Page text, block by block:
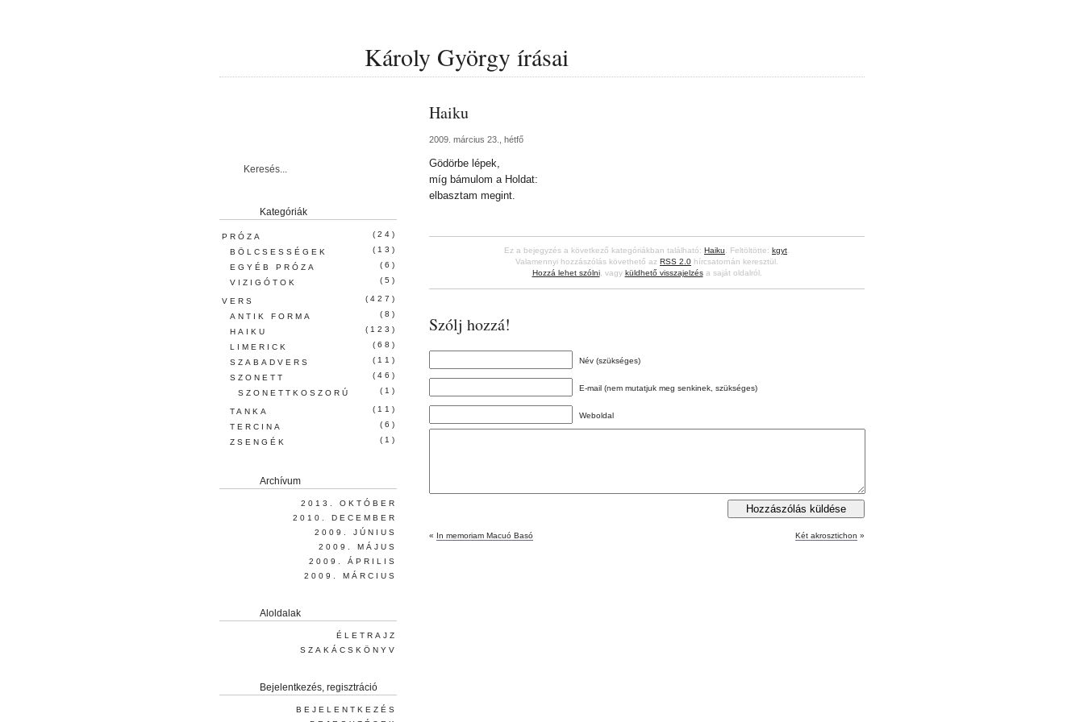
Károly György írásai
Haiku
2009. március 23., hétfő
Gödörbe lépek,
míg bámulom a Holdat:
elbasztam megint.
Ez a bejegyzés a következő kategóriákban található: Haiku . Feltöltötte: kgyt
Valamennyi hozzászólás követhető az RSS 2.0 hírcsatornán keresztül.
Hozzá lehet szólni, vagy küldhető visszajelzésa saját oldalról.
Szólj hozzá!
Név (szükséges)
E-mail (nem mutatjuk meg senkinek, szükséges)
Weboldal
« In memoriam Macuó Basó Két akrosztichon »
Kategóriák
PRÓZA
(24)
BÖLCSESSÉGEK
(13)
EGYÉB PRÓZA
(6)
VIZIGÓTOK
(5)
VERS
(427)
ANTIK FORMA
(8)
HAIKU
(123)
LIMERICK
(68)
SZABADVERS
(11)
SZONETT
(46)
SZONETTKOSZORÚ
(1)
TANKA
(11)
TERCINA
(6)
ZSENGÉK
(1)
Archívum
2013. OKTÓBER
2010. DECEMBER
2009. JÚNIUS
2009. MÁJUS
2009. ÁPRILIS
2009. MÁRCIUS
Aloldalak
ÉLETRAJZ
SZAKÁCSKÖNYV
Bejelentkezés, regisztráció
BEJELENTKEZÉS